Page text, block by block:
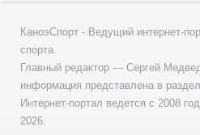
КаноэСпорт - Ведущий интернет-
спорта.
Главный редактор — Сергей
информация представлена в
Интернет-портал ведется с 2008
2026.